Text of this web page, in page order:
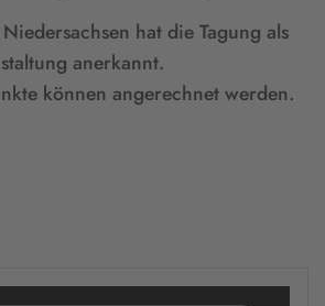
hat die Tagung als
anerkannt.
können angerechnet werden.